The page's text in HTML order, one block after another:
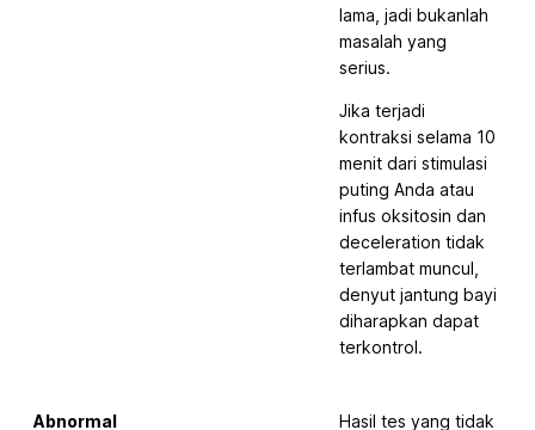
lama, jadi bukanlah
masalah yang
serius.
Jika terjadi
kontraksi selama 10
menit dari stimulasi
puting Anda atau
infus oksitosin dan
deceleration tidak
terlambat muncul,
denyut jantung bayi
diharapkan dapat
terkontrol.
Abnormal
Hasil tes yang tidak